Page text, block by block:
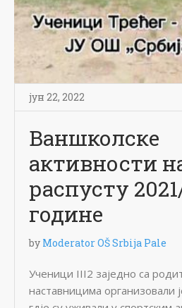
јун 22, 2022
Ваншколске
активности
распусту
године
by Moderator OŠ Srbija Pale
Ученици III2 заједно са
наставницима организовали